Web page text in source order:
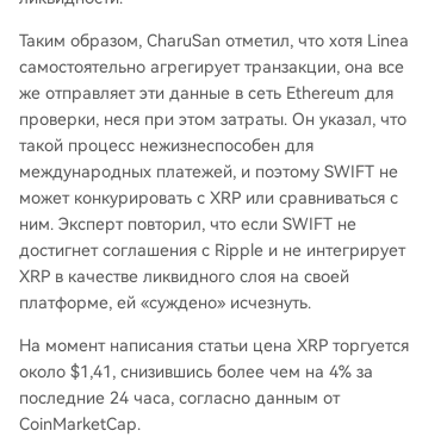
Таким образом, CharuSan отметил, что хотя Linea
самостоятельно агрегирует транзакции, она все
же отправляет эти данные в сеть Ethereum для
проверки, неся при этом затраты. Он указал, что
такой процесс нежизнеспособен для
международных платежей, и поэтому SWIFT не
может конкурировать с XRP или сравниваться с
ним. Эксперт повторил, что если SWIFT не
достигнет соглашения с Ripple и не интегрирует
XRP в качестве ликвидного слоя на своей
платформе, ей «суждено» исчезнуть.
На момент написания статьи цена XRP торгуется
около $1,41, снизившись более чем на 4% за
последние 24 часа, согласно данным от
CoinMarketCap.